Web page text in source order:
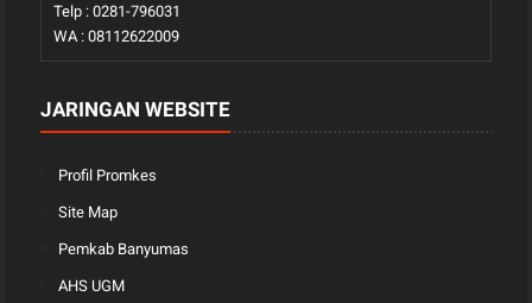
Telp : 0281-796031
WA : 08112622009
JARINGAN WEBSITE
Profil Promkes
Site Map
Pemkab Banyumas
AHS UGM